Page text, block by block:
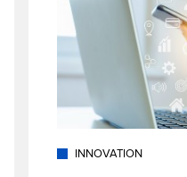
INNOVATION